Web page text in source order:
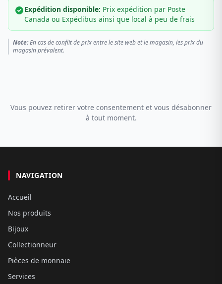
Expédition disponible: Prix expédition par Poste
Canada ou Expédibus ainsi que local à peu de frais
Note:En cas de conflit de prix entre le site web et le magasin, les prix du
magasin prévalent.
Vous pouvez retirer votre consentement et vous désabonner
à tout moment.
NAVIGATION
Accueil
Nos produits
Bijoux
Collectionneur
Pièces de monnaie
Services